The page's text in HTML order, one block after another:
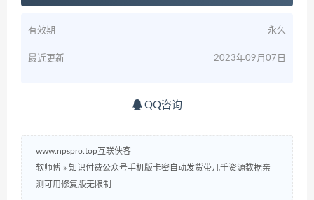
有效期 永久
最近更新 2023年09月07日
QQ咨询
www.npspro.top互联侠客
软师傅 » 知识付费公众号手机版卡密自动发货带几千资源数据亲
测可用修复版无限制